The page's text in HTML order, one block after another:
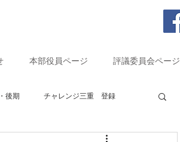
本部役員ページ 評議委員会ページ
後期 チャレンジ三重 登録